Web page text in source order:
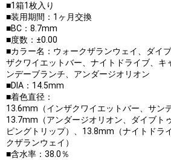
■1箱1枚入り
■装用期間：1ヶ月交換
■BC：8.7mm
■度数：±0.00
■カラー名：ウォークザランウェイ、ダイ
ザクワイエットバー、ナイトドライブ、キ
ンデーブランチ、アンダージオリオン
■DIA：14.5mm
■着色直径：
13.6mm（インザクワイエットバー、サン
13.7mm（アンダージオリオン、ダイブト
ピングトリップ）、13.8mm（ナイトドラ
クザランウェイ）
■含水率：38.0％